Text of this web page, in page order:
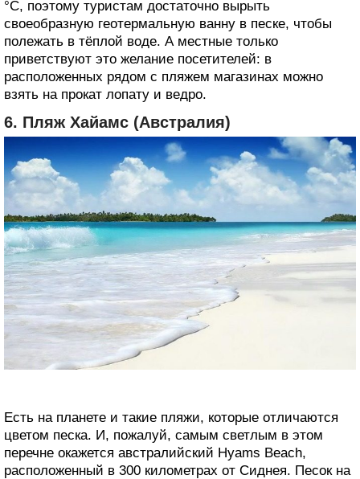
°С, поэтому туристам достаточно вырыть
своеобразную геотермальную ванну в песке, чтобы
полежать в тёплой воде. А местные только
приветствуют это желание посетителей: в
расположенных рядом с пляжем магазинах можно
взять на прокат лопату и ведро.
6. Пляж Хайамс (Австралия)
Есть на планете и такие пляжи, которые отличаются
цветом песка. И, пожалуй, самым светлым в этом
перечне окажется австралийский Hyams Beach,
расположенный в 300 километрах от Сиднея. Песок на